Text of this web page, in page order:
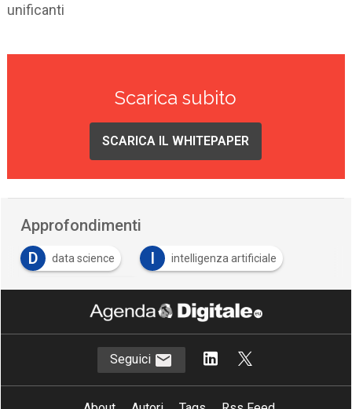
unificanti
Scarica subito
SCARICA IL WHITEPAPER
Approfondimenti
D
data science I intelligenza artificiale
M machine learning
Seguici